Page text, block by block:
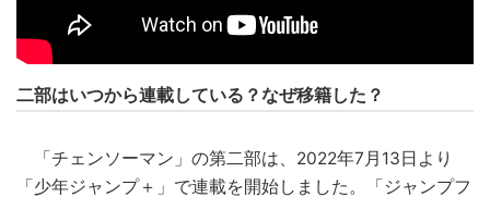
二部はいつから連載している？なぜ移籍した？
「チェンソーマン」の第二部は、2022年7月13日より
「少年ジャンプ＋」で連載を開始しました。「ジャンプフ